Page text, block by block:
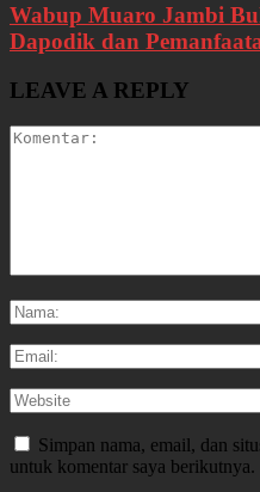
Wabup Muaro Jambi
Dapodik dan
LEAVE A REPLY
Simpan nama, email, dan
untuk komentar saya berikutnya.